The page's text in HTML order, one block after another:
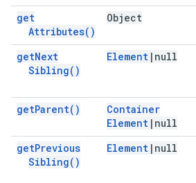
get
Attributes( )
Object
getNext
Sibling( )
Element | null
getParent( )
Container
Element | null
getPrevious
Sibling( )
Element | null